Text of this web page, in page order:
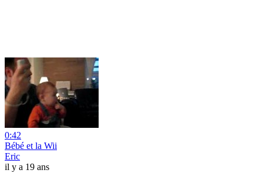
0:42
Bébé et la Wii
Eric
il y a 19 ans